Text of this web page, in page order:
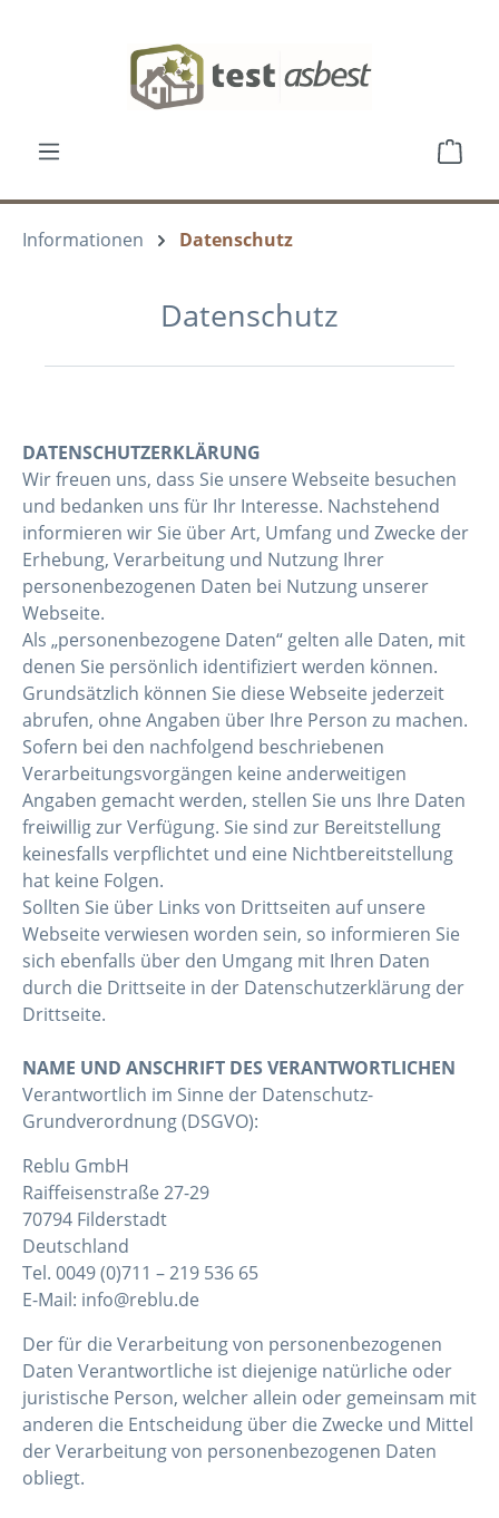
Informationen Datenschutz
Datenschutz
DATENSCHUTZERKLÄRUNG
Wir freuen uns, dass Sie unsere Webseite besuchen
und bedanken uns für Ihr Interesse. Nachstehend
informieren wir Sie über Art, Umfang und Zwecke der
Erhebung, Verarbeitung und Nutzung Ihrer
personenbezogenen Daten bei Nutzung unserer
Webseite.
Als „personenbezogene Daten“ gelten alle Daten, mit
denen Sie persönlich identifiziert werden können.
Grundsätzlich können Sie diese Webseite jederzeit
abrufen, ohne Angaben über Ihre Person zu machen.
Sofern bei den nachfolgend beschriebenen
Verarbeitungsvorgängen keine anderweitigen
Angaben gemacht werden, stellen Sie uns Ihre Daten
freiwillig zur Verfügung. Sie sind zur Bereitstellung
keinesfalls verpflichtet und eine Nichtbereitstellung
hat keine Folgen.
Sollten Sie über Links von Drittseiten auf unsere
Webseite verwiesen worden sein, so informieren Sie
sich ebenfalls über den Umgang mit Ihren Daten
durch die Drittseite in der Datenschutzerklärung der
Drittseite.
NAME UND ANSCHRIFT DES VERANTWORTLICHEN
Verantwortlich im Sinne der Datenschutz-
Grundverordnung (DSGVO):
Reblu GmbH
Raiffeisenstraße 27-29
70794 Filderstadt
Deutschland
Tel. 0049 (0)711 – 219 536 65
E-Mail: info@reblu.de
Der für die Verarbeitung von personenbezogenen
Daten Verantwortliche ist diejenige natürliche oder
juristische Person, welcher allein oder gemeinsam mit
anderen die Entscheidung über die Zwecke und Mittel
der Verarbeitung von personenbezogenen Daten
obliegt.